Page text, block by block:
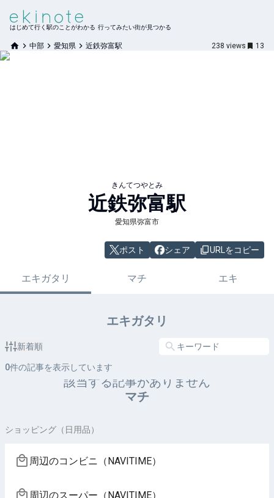
はじめて行く駅のことがわかる 行ってみたい街が見つかる
中部 愛知県 近鉄弥富駅 238 views 13
きんてつやとみ
近鉄弥富駅
愛知県弥富市
ポスト シェア URLをコピー
エキガタリ マチ エキ
エキガタリ
新着順
0件の記事を表示しています
該当する記事がありません
マチ
ショッピング（日用品）
周辺のコンビニ（NAVITIME）
周辺のスーパー（NAVITIME）